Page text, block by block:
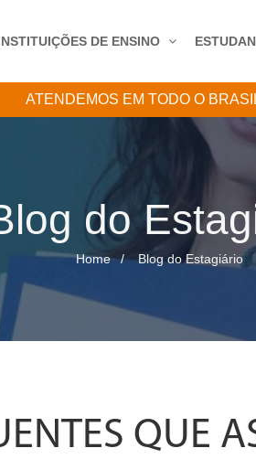
DE ENSINO
ATENDEMOS EM TODO O
do
Home Blog do Estagiário
QUE